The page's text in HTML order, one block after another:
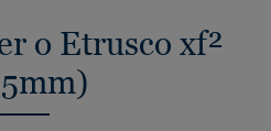
o Etrusco xf²